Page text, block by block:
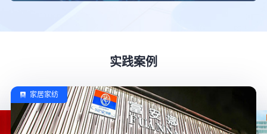
实践案例
Nebula星云
时尚ERP
e-POS
家居家纺